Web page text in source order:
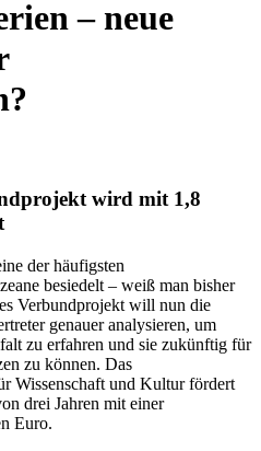
– neue
wird mit 1,8
der häufigsten
besiedelt – weiß man bisher
Verbundprojekt will nun die
genauer analysieren, um
zu erfahren und sie zukünftig für
zu können. Das
Wissenschaft und Kultur fördert
drei Jahren mit einer
Euro.